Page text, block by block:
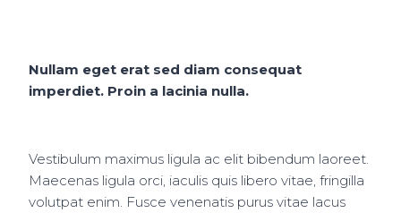
Nullam eget erat sed diam consequat
imperdiet. Proin a lacinia nulla.
Vestibulum maximus ligula ac elit bibendum laoreet.
Maecenas ligula orci, iaculis quis libero vitae, fringilla
volutpat enim. Fusce venenatis purus vitae lacus